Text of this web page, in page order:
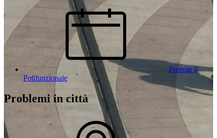
Prenota il
Polifunzionale
Problemi in città